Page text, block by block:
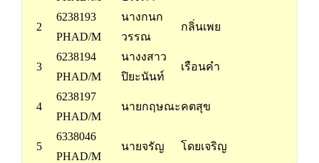
2
6238193
PHAD/M
นางกนก
วรรณ
กลิ่นเพย
3
6238194
PHAD/M
นางงสาว
ปิยะนันท์
เรือนคำ
4
6238197
PHAD/M
นายกฤษณะคตสุข
5
6338046
PHAD/M
นายจรัญ โดยเจริญ